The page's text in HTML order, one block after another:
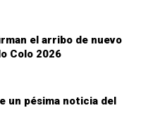
el arribo de nuevo
Colo 2026
un pésima noticia del